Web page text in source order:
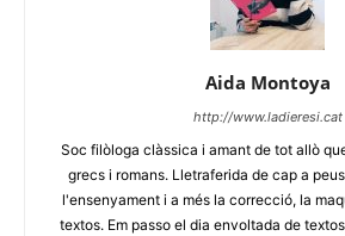
Aida Montoya
http://www.ladieresi.cat
Soc filòloga clàssica i amant de tot allò
grecs i romans. Lletraferida de cap a
l'ensenyament i a més la correcció, la
textos. Em passo el dia envoltada de